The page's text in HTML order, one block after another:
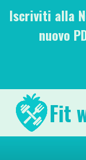
SaltaIscriviti alla
nuovo
Fit